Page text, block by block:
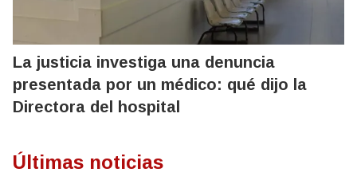
La justicia investiga una denuncia
presentada por un médico: qué dijo la
Directora del hospital
Últimas noticias